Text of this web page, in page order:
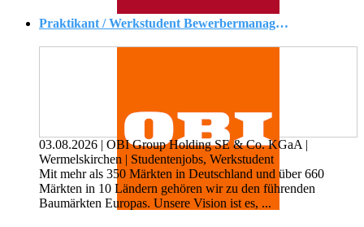
Praktikant / Werkstudent Bewerbermanagement / Recruiting & Employer Branding (alle Geschlechter)
03.08.2026 | OBI Group Holding SE & Co. KGaA |
Wermelskirchen | Studentenjobs, Werkstudent
Mit mehr als 350 Märkten in Deutschland und über 660
Märkten in 10 Ländern gehören wir zu den führenden
Baumärkten Europas. Unsere Vision ist es, ...